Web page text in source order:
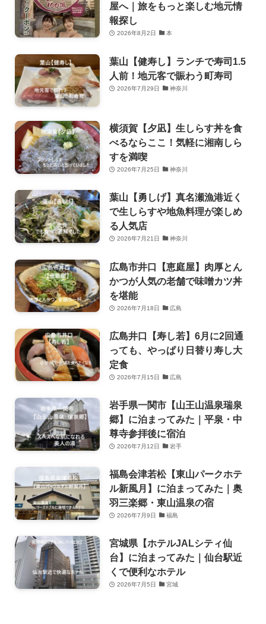
屋へ｜旅をもっと楽しむ地元情
報探し
2026年8月2日 本
葉山【健寿し】ランチで寿司1.5
人前！地元客で賑わう町寿司
2026年7月29日 神奈川
横須賀【夕凪】生しらす丼を食
べるならここ！気軽に湘南しら
すを満喫
2026年7月25日 神奈川
葉山【勇しげ】真名瀬漁港近く
で生しらすや地魚料理が楽しめ
る人気店
2026年7月21日 神奈川
広島市井口【恵庭屋】肉厚とん
かつが人気の老舗で味噌カツ丼
を堪能
2026年7月18日 広島
広島井口【寿し若】6月に2回通
っても、やっぱり日替り寿し大
定食
2026年7月15日 広島
岩手県一関市【山王山温泉瑞泉
郷】に泊まってみた｜平泉・中
尊寺参拝後に宿泊
2026年7月12日 岩手
福島会津若松【東山パークホテ
ル新風月】に泊まってみた｜奥
羽三楽郷・東山温泉の宿
2026年7月9日 福島
宮城県【ホテルJALシティ仙
台】に泊まってみた｜仙台駅近
くで便利なホテル
2026年7月5日 宮城